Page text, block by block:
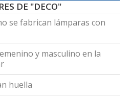
DE "DECO"
se fabrican lámparas con
y masculino en la
huella